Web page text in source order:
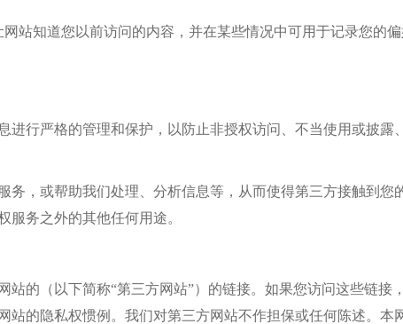
站知道您以前访问的内容，并在某些情况中可用于记录您的
行严格的管理和保护，以防止非授权访问、不当使用或披露
，或帮助我们处理、分析信息等，从而使得第三方接触到您
务之外的其他任何用途。
的（以下简称“第三方网站”）的链接。如果您访问这些链接
的隐私权惯例。我们对第三方网站不作担保或任何陈述。本